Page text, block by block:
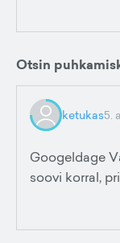
Otsin
ketukas5.
Googeldage
soovi korral,